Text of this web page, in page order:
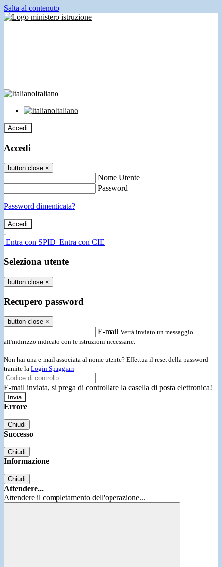
Salta al contenuto
Italiano
Italiano
Accedi
Accedi
button close ×
Nome Utente
Password
Password dimenticata?
-
Entra con SPID Entra con CIE
Seleziona utente
button close ×
Recupero password
button close ×
E-mail Verrà inviato un messaggio
all'indirizzo indicato con le istruzioni necessarie.
Non hai una e-mail associata al nome utente? Effettua il reset della password
tramite la Login Spaggiari
E-mail inviata, si prega di controllare la casella di posta elettronica!
Errore
Chiudi
Successo
Chiudi
Informazione
Chiudi
Attendere...
Attendere il completamento dell'operazione...